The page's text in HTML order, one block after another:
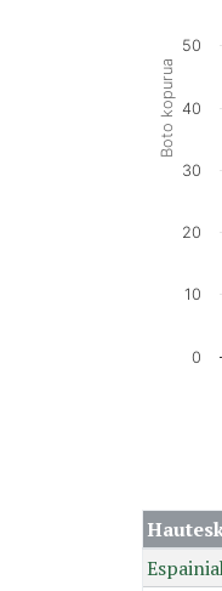
Boto kopurua
0
10
20
30
40
50